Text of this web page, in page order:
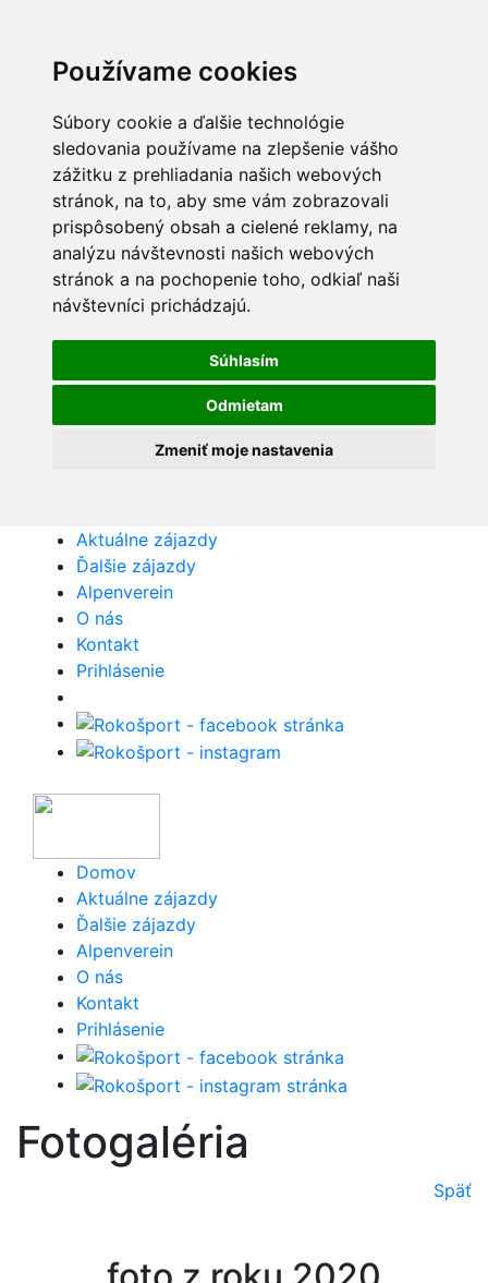
Používame cookies
Súbory cookie a ďalšie technológie
sledovania používame na zlepšenie vášho
zážitku z prehliadania našich webových
stránok, na to, aby sme vám zobrazovali
prispôsobený obsah a cielené reklamy, na
analýzu návštevnosti našich webových
stránok a na pochopenie toho, odkiaľ naši
návštevníci prichádzajú.
Súhlasím
Odmietam
Zmeniť moje nastavenia
Aktuálne zájazdy
Ďalšie zájazdy
Alpenverein
O nás
Kontakt
Prihlásenie
Domov
Aktuálne zájazdy
Ďalšie zájazdy
Alpenverein
O nás
Kontakt
Prihlásenie
Fotogaléria
Späť